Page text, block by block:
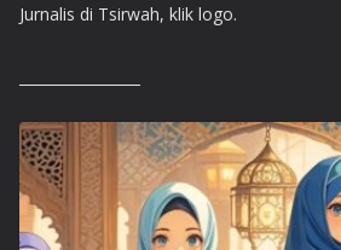
Jurnalis di Tsirwah, klik logo.